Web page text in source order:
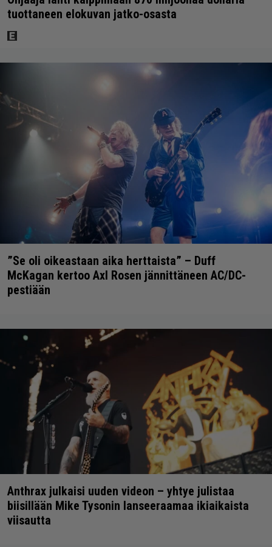
tuottaneen elokuvan jatko-osasta
”Se oli oikeastaan aika herttaista” – Duff
McKagan kertoo Axl Rosen jännittäneen AC/DC-
pestiään
Anthrax julkaisi uuden videon – yhtye julistaa
biisillään Mike Tysonin lanseeraamaa ikiaikaista
viisautta